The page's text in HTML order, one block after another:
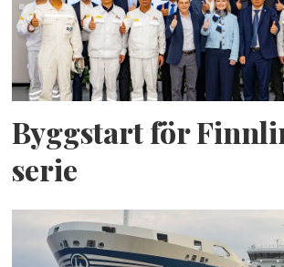
Byggstart för
serie